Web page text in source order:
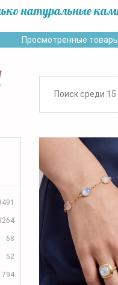
натуральные
Просмотренные товары
68
52